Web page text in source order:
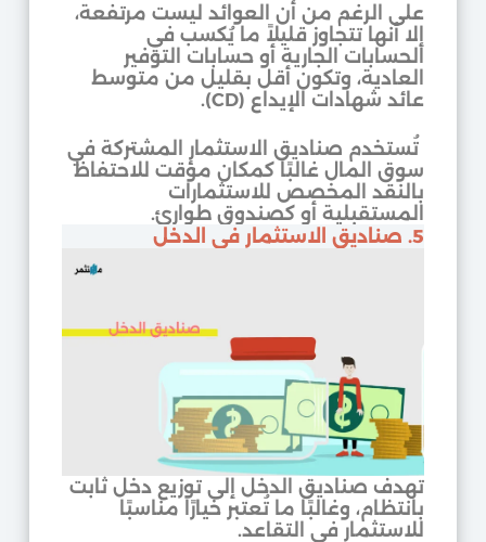
على الرغم من أن العوائد ليست مرتفعة،
إلا أنها تتجاوز قليلاً ما يُكسب في
الحسابات الجارية أو حسابات التوفير
العادية، وتكون أقل بقليل من متوسط
عائد شهادات الإيداع (CD).
تُستخدم صناديق الاستثمار المشتركة في
سوق المال غالبًا كمكان مؤقت للاحتفاظ
بالنقد المخصص للاستثمارات
المستقبلية أو كصندوق طوارئ.
5. صناديق الاستثمار في الدخل
تهدف صناديق الدخل إلى توزيع دخل ثابت
بانتظام، وغالبًا ما تُعتبر خيارًا مناسبًا
للاستثمار في التقاعد.